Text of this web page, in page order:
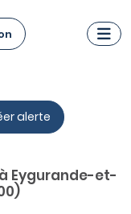
alerte
Eygurande-et-